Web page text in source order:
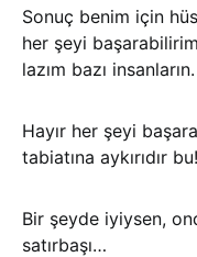
Sonuç benim için
her şeyi
lazım bazı insanların.
Hayır her şeyi
tabiatına aykırıdır bu!
Bir şeyde iyiysen,
satırbaşı…